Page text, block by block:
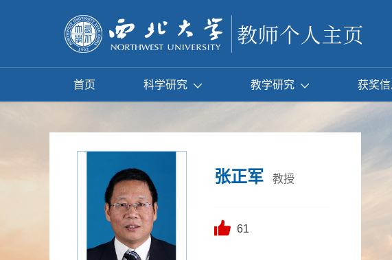
首页 科学研究 教学研究 获奖
张正军 教授
61